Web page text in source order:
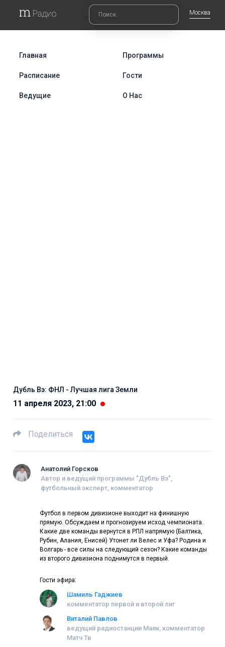
Москва
Главная Программы
Расписание Гости
Ведущие О Нас
Дубль Вэ: ФНЛ - Лучшая лига Земли
11 апреля 2023, 21:00
Поделиться
Анатолий Горсков
Автор и ведущий программы "Дубль Вэ",
футбольный эксперт, комментатор
Футбол в первом дивизионе выходит на финишную
прямую. Обсуждаем и прогнозируем исход чемпионата.
Какие две команды вернутся в РПЛ напрямую (Балтика,
Рубин, Алания, Енисей) Утонет ли Велес и Уфа? Родина и
Волгарь - все силы на следующий сезон? Какие команды
из второго дивизиона поднимутся в первый.
Гости эфира:
Шамиль Гаджиев
комментатор первой и второй лиг
Виталий Павлов
ведущий радиостанции Маяк, комментатор
Матч Тв